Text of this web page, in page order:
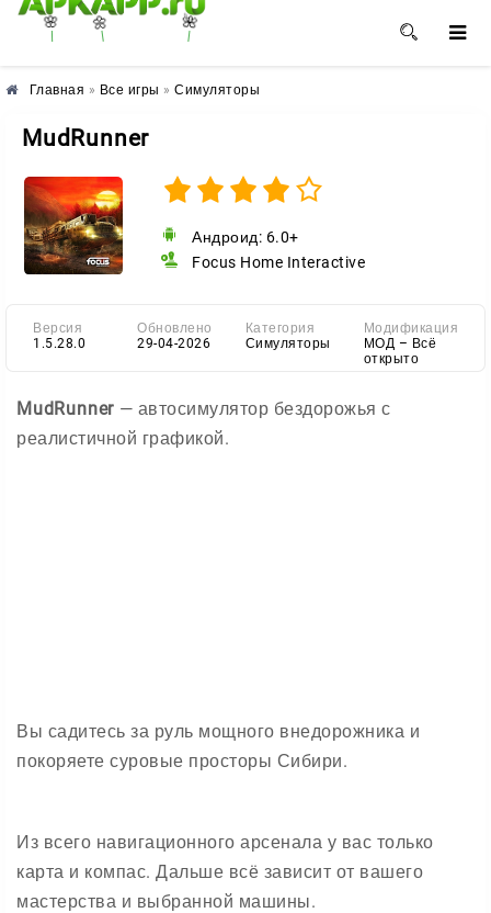
🌸 🌼 🌺
Главная » Все игры » Симуляторы
MudRunner
Андроид: 6.0+
Focus Home Interactive
Версия
1.5.28.0
Обновлено
29-04-2026
Категория
Симуляторы
Модификация
МОД – Всё
открыто
MudRunner — автосимулятор бездорожья с
реалистичной графикой.
Вы садитесь за руль мощного внедорожника и
покоряете суровые просторы Сибири.
Из всего навигационного арсенала у вас только
карта и компас. Дальше всё зависит от вашего
мастерства и выбранной машины.